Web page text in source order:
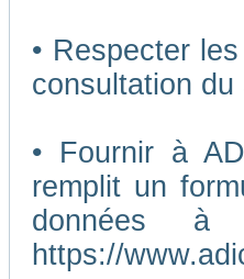
• Respecter
consultation du
• Fournir à
remplit un
données à
https://